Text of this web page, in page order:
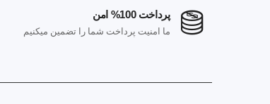
پرداخت 100% امن
ما امنیت پرداخت شما را تضمین میکنیم